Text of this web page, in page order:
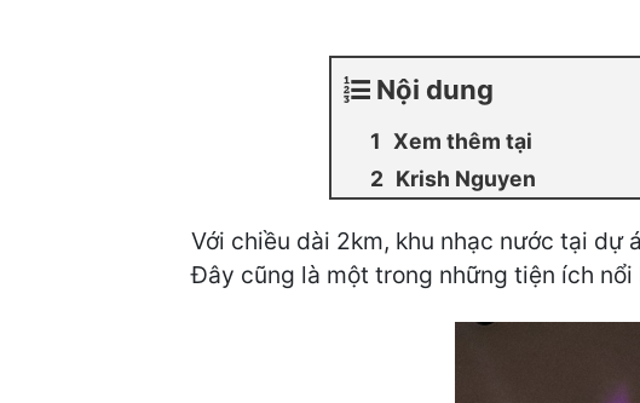
Nội dung
Xem thêm tại
Krish Nguyen
Với chiều dài 2km, khu nhạc nước tại dự
Đây cũng là một trong những tiện ích